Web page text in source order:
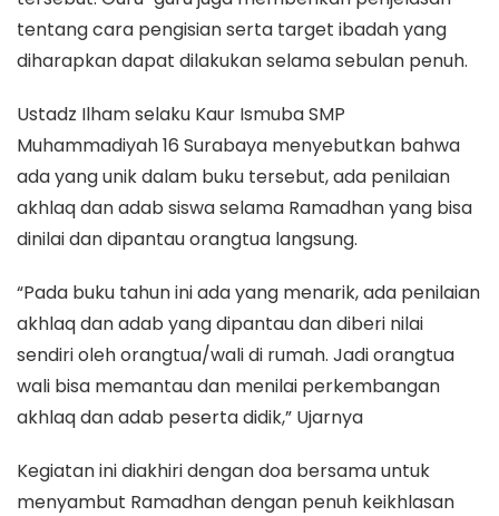
tentang cara pengisian serta target ibadah yang
diharapkan dapat dilakukan selama sebulan penuh.
Ustadz Ilham selaku Kaur Ismuba SMP
Muhammadiyah 16 Surabaya menyebutkan bahwa
ada yang unik dalam buku tersebut, ada penilaian
akhlaq dan adab siswa selama Ramadhan yang bisa
dinilai dan dipantau orangtua langsung.
“Pada buku tahun ini ada yang menarik, ada penilaian
akhlaq dan adab yang dipantau dan diberi nilai
sendiri oleh orangtua/wali di rumah. Jadi orangtua
wali bisa memantau dan menilai perkembangan
akhlaq dan adab peserta didik,” Ujarnya
Kegiatan ini diakhiri dengan doa bersama untuk
menyambut Ramadhan dengan penuh keikhlasan